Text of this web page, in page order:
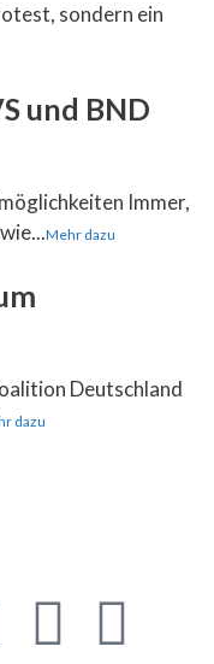
sondern ein
und BND
Immer,
Mehr dazu
Deutschland
dazu